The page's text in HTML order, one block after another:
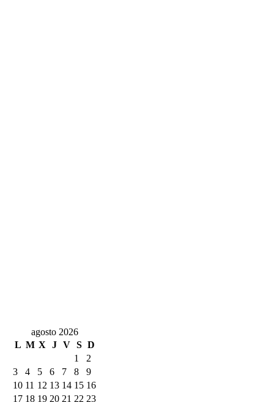
agosto 2026
L M X J V S D
1
2
3
4 5 6 7 8
9
10 11 12 13 14 15 16
17 18 19 20 21 22 23